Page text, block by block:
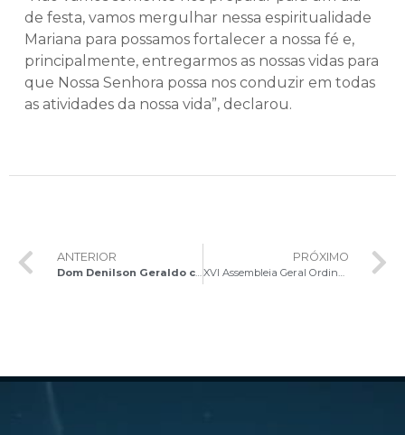
de festa, vamos mergulhar nessa espiritualidade
Mariana para possamos fortalecer a nossa fé e,
principalmente, entregarmos as nossas vidas para
que Nossa Senhora possa nos conduzir em todas
as atividades da nossa vida”, declarou.
ANTERIOR
Dom Denilson Geraldo celebra Missa Solene com Entronização do Santíssimo na Capela de São Rafael
PRÓXIMO
XVI Assembleia Geral Ordinária do Sínodo dos Bispos – Cardeal Paulo Cezar Costa participa da abertura dos trabalhos